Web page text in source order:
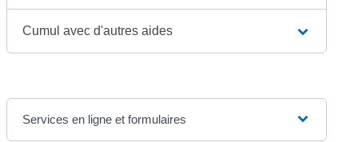
Cumul avec d'autres aides
Services en ligne et formulaires